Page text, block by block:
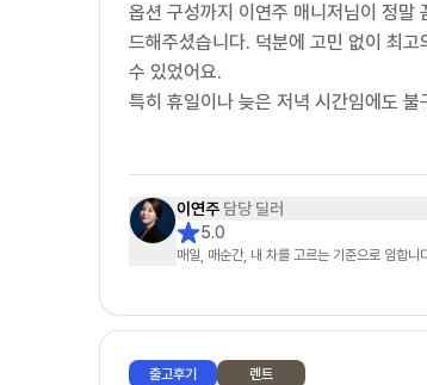
옵션 구성까지 이연주 매니저님이 정말
드해주셨습니다. 덕분에 고민 없이 최고
수 있었어요.
특히 휴일이나 늦은 저녁 시간임에도 불
친절하고 상세하게 응대해주시는 모습
인이 있다면 주저 없이 이연주 매니저님
천하고 싶네요. 마지막까지 무사고를 기
신 선물도 차에 예쁘게 잘 달고 다니겠습
이연주 담당 딜러
5.0
매일, 매순간, 내 차를 고르는 기준으로 임합니
출고후기 렌트